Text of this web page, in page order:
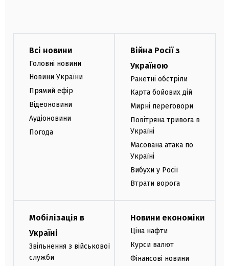
Всі новини
Головні новини
Новини України
Прямий ефір
Відеоновини
Аудіоновини
Погода
Війна Росії з
Україною
Ракетні обстріли
Карта бойових дій
Мирні переговори
Повітряна тривога в
Україні
Масована атака по
Україні
Вибухи у Росії
Втрати ворога
Мобілізація в
Україні
Звільнення з військової
служби
Новини економіки
Ціна нафти
Курси валют
Фінансові новини